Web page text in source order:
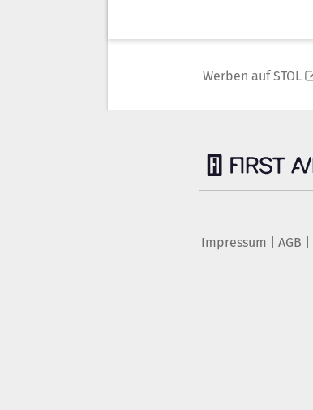
Werben auf STOL
Impressum AGB